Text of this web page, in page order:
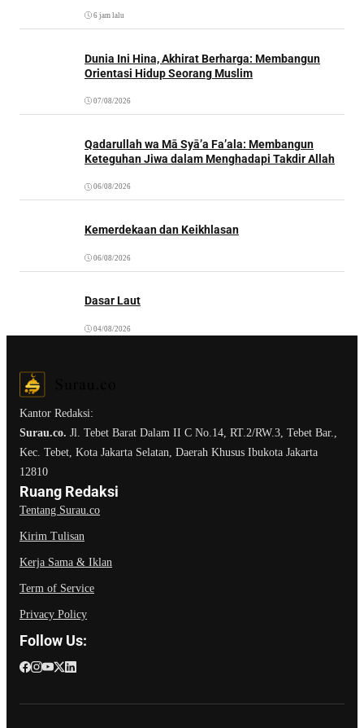
6 jam lalu
Dunia Ini Hina, Akhirat Berharga: Membangun
Orientasi Hidup Seorang Muslim
07/08/2026
Qadarullah wa Mā Syā’a Fa’ala: Membangun
Keteguhan Jiwa dalam Menghadapi Takdir Allah
06/08/2026
Kemerdekaan dan Keikhlasan
06/08/2026
Dasar Laut
04/08/2026
Kantor Redaksi:
Surau.co. Jl. Tebet Barat Dalam II C No.14, RT.2/RW.3, Tebet Bar.,
Kec. Tebet, Kota Jakarta Selatan, Daerah Khusus Ibukota Jakarta
12810
Ruang Redaksi
Tentang Surau.co
Kirim Tulisan
Kerja Sama & Iklan
Term of Service
Privacy Policy
Follow Us: